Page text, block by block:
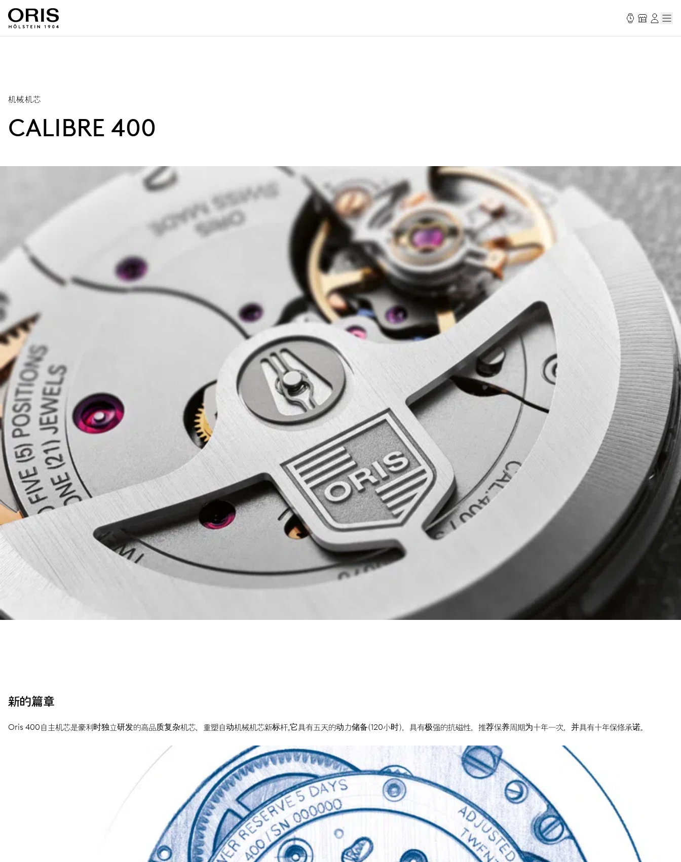
机械机芯
CALIBRE 400
新的篇章
Oris 400自主机芯是豪利时独立研发的高品质复杂机芯，重塑自动机械机芯新标杆。它具有五天的动力储备（120小时），具有极强的抗磁性，推荐保养周期为十年一次，并具有十年保修承诺。